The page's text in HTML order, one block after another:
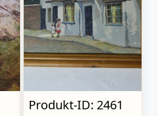
Produkt-ID: 2461